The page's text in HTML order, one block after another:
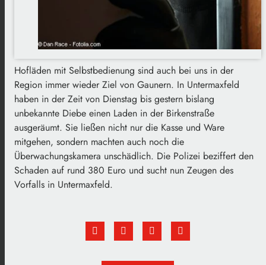
Hofläden mit Selbstbedienung sind auch bei uns in der
Region immer wieder Ziel von Gaunern. In Untermaxfeld
haben in der Zeit von Dienstag bis gestern bislang
unbekannte Diebe einen Laden in der Birkenstraße
ausgeräumt. Sie ließen nicht nur die Kasse und Ware
mitgehen, sondern machten auch noch die
Überwachungskamera unschädlich. Die Polizei beziffert den
Schaden auf rund 380 Euro und sucht nun Zeugen des
Vorfalls in Untermaxfeld.